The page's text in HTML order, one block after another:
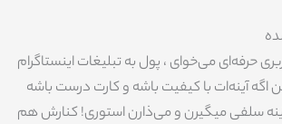
حرفه‌ای می‌خوای ، پول به تبلیغات اینستاگرام
اگه آینه‌ات با کیفیت باشه و کارت درست باشه
سلفی میگیرن و می‌ذارن استوری! کنارش هم